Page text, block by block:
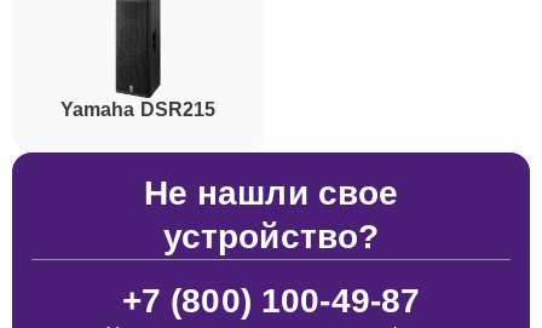
Yamaha DSR215
Не нашли свое
устройство?
+7 (800) 100-49-87